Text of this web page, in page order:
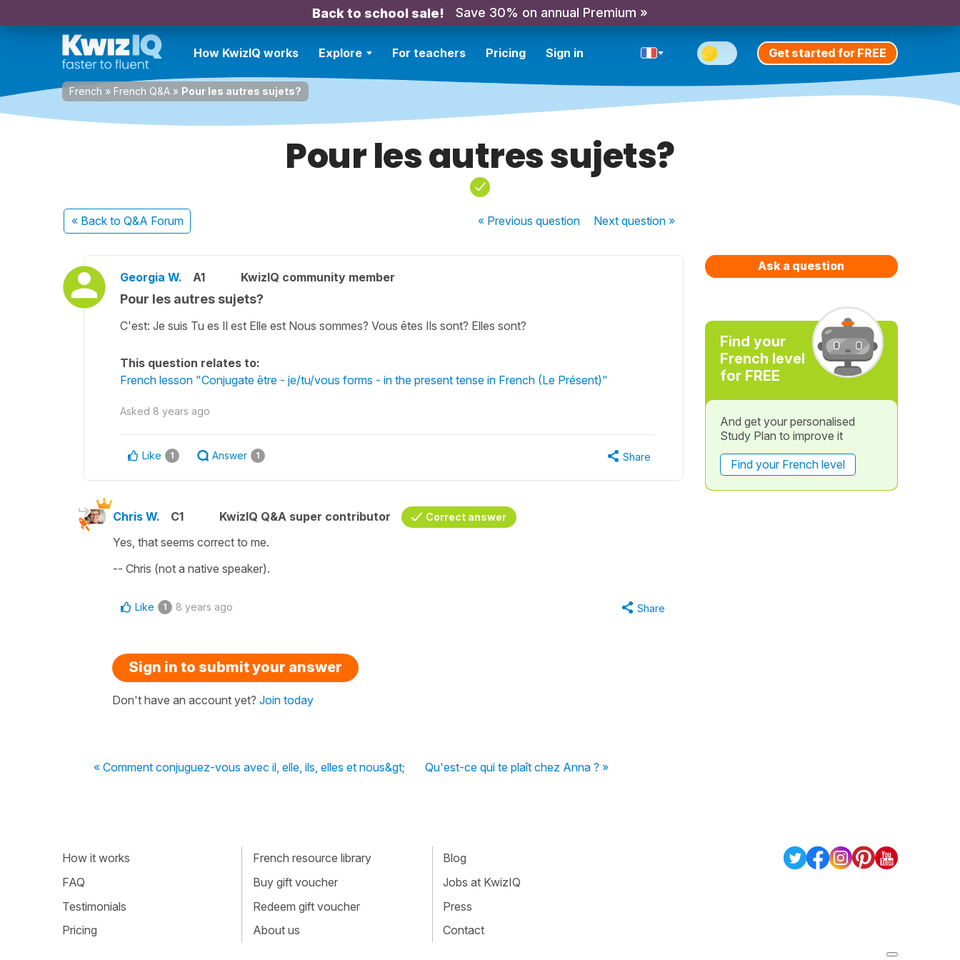
Back to school sale! Save 30% on annual Premium »
How KwizIQ works Explore For teachers Pricing Sign in Get started for FREE
French » French Q&A » Pour les autres sujets?
Pour les autres sujets?
« Back to Q&A Forum « Previousquestion Nextquestion »
Georgia W. A1 KwizIQ community member
Pour les autres sujets?
C'est: Je suis Tu es Il est Elle est Nous sommes? Vous êtes Ils sont? Elles sont?
This question relates to:
French lesson "Conjugate être - je/tu/vous forms - in the present tense in French (Le Présent)"
Asked 8 years ago
Like 1 Answer 1 Share
Chris W. C1 KwizIQ Q&A super contributor Correct answer
Yes, that seems correct to me.
-- Chris (not a native speaker).
Like 1 8 years ago Share
Sign in to submit your answer
Don't have an account yet? Join today
« Comment conjuguez-vous avec il, elle, ils, elles et nous&gt; Qu'est-ce qui te plaît chez Anna ? »
Ask a question
Find your
French level
for FREE
And get your personalised
Study Plan to improve it
Find your French level
How it works
FAQ
Testimonials
Pricing
French resource library
Buy gift voucher
Redeem gift voucher
About us
Blog
Jobs at KwizIQ
Press
Contact